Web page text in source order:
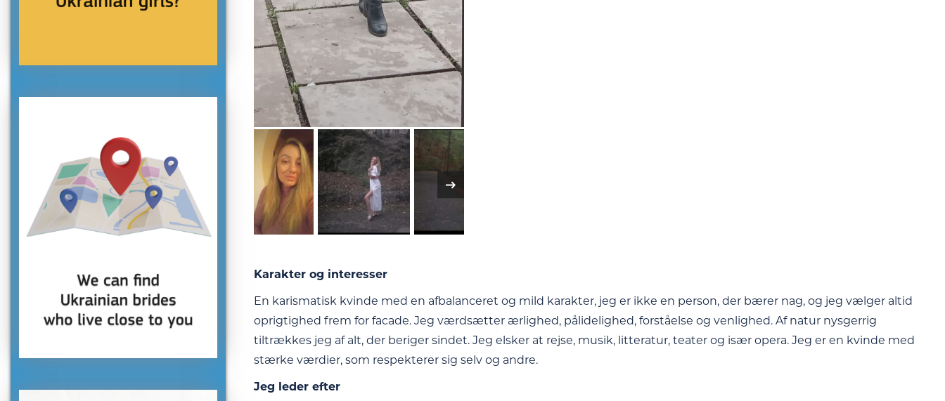
Karakter og interesser
En karismatisk kvinde med en afbalanceret og mild karakter, jeg er ikke en person, der bærer nag, og jeg vælger altid
oprigtighed frem for facade. Jeg værdsætter ærlighed, pålidelighed, forståelse og venlighed. Af natur nysgerrig
tiltrækkes jeg af alt, der beriger sindet. Jeg elsker at rejse, musik, litteratur, teater og især opera. Jeg er en kvinde med
stærke værdier, som respekterer sig selv og andre.
Jeg leder efter